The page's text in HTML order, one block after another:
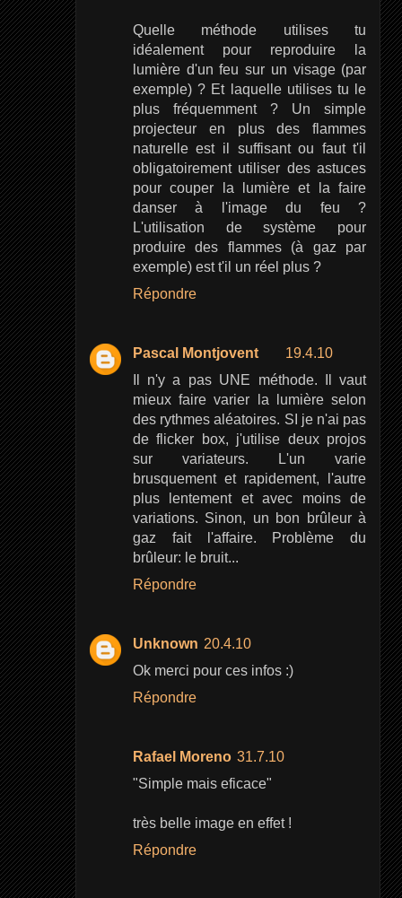
Quelle méthode utilises tu
idéalement pour reproduire la
lumière d'un feu sur un visage (par
exemple) ? Et laquelle utilises tu le
plus fréquemment ? Un simple
projecteur en plus des flammes
naturelle est il suffisant ou faut t'il
obligatoirement utiliser des astuces
pour couper la lumière et la faire
danser à l'image du feu ?
L'utilisation de système pour
produire des flammes (à gaz par
exemple) est t'il un réel plus ?
Répondre
Pascal Montjovent
19.4.10
Il n'y a pas UNE méthode. Il vaut
mieux faire varier la lumière selon
des rythmes aléatoires. SI je n'ai pas
de flicker box, j'utilise deux projos
sur variateurs. L'un varie
brusquement et rapidement, l'autre
plus lentement et avec moins de
variations. Sinon, un bon brûleur à
gaz fait l'affaire. Problème du
brûleur: le bruit...
Répondre
Unknown 20.4.10
Ok merci pour ces infos :)
Répondre
Rafael Moreno 31.7.10
"Simple mais eficace"
très belle image en effet !
Répondre